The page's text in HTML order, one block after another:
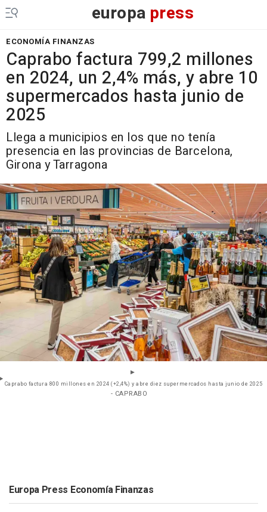
europa press
ECONOMÍA FINANZAS
Caprabo factura 799,2 millones
en 2024, un 2,4% más, y abre 10
supermercados hasta junio de
2025
Llega a municipios en los que no tenía
presencia en las provincias de Barcelona,
Girona y Tarragona
Caprabo factura 800 millones en 2024 (+2,4%) y abre diez supermercados hasta junio de 2025
- CAPRABO
Europa Press Economía Finanzas